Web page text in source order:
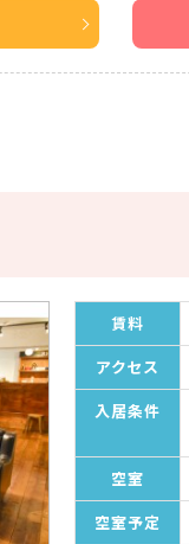
賃料
アクセス
入居条件
空室
空室予定